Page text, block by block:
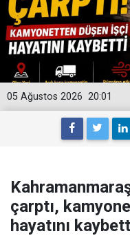
20:01
05 Ağustos 2026
çarptı,
hayatını